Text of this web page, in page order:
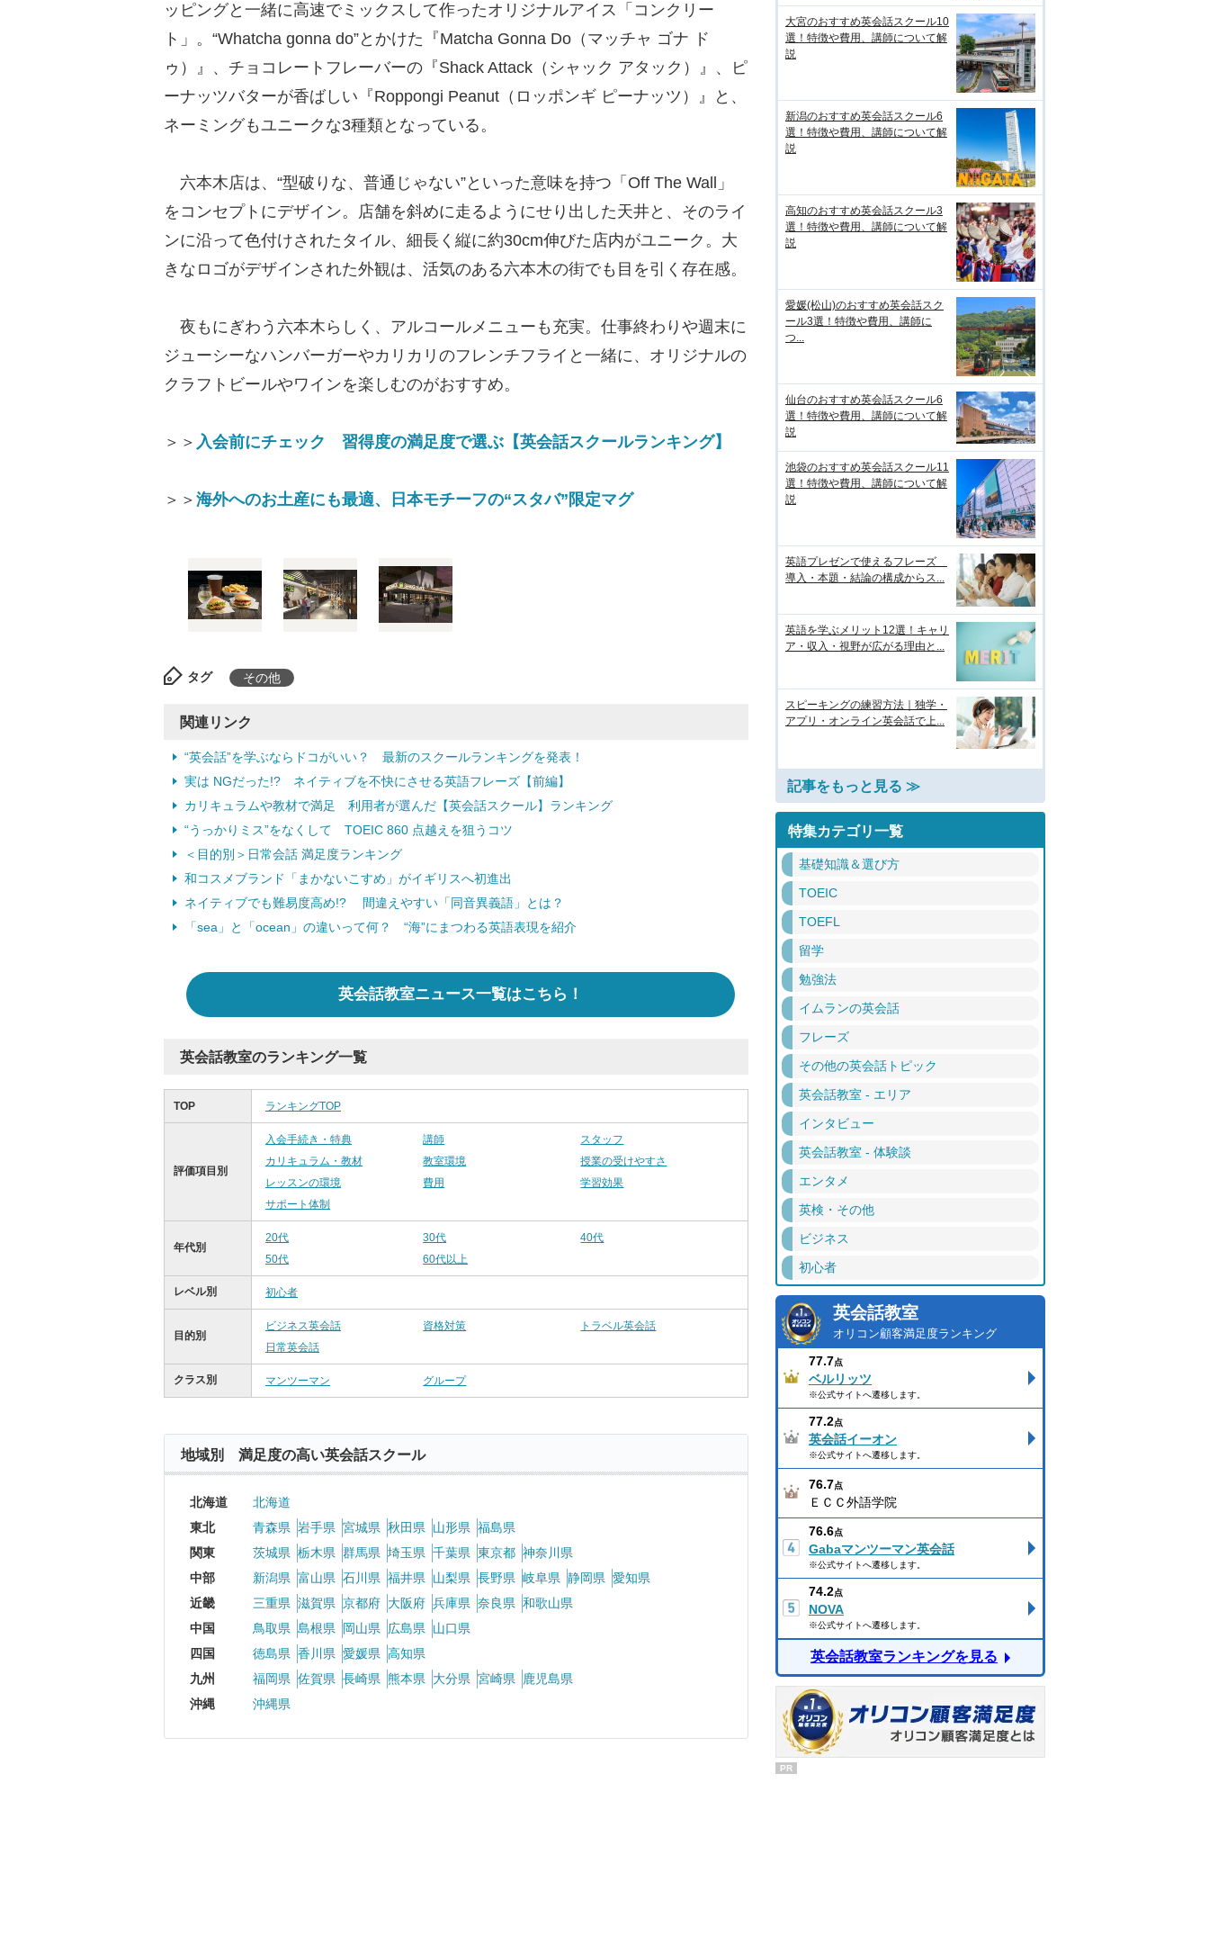
ッピングと一緒に高速でミックスして作ったオリジナルアイス「コンクリー
ト」。“Whatcha gonna do”とかけた『Matcha Gonna Do（マッチャ ゴナ ド
ゥ）』、チョコレートフレーバーの『Shack Attack（シャック アタック）』、ピ
ーナッツバターが香ばしい『Roppongi Peanut（ロッポンギ ピーナッツ）』と、
ネーミングもユニークな3種類となっている。
六本木店は、“型破りな、普通じゃない”といった意味を持つ「Off The Wall」
をコンセプトにデザイン。店舗を斜めに走るようにせり出した天井と、そのライ
ンに沿って色付けされたタイル、細長く縦に約30cm伸びた店内がユニーク。大
きなロゴがデザインされた外観は、活気のある六本木の街でも目を引く存在感。
夜もにぎわう六本木らしく、アルコールメニューも充実。仕事終わりや週末に
ジューシーなハンバーガーやカリカリのフレンチフライと一緒に、オリジナルの
クラフトビールやワインを楽しむのがおすすめ。
＞＞ 入会前にチェック 習得度の満足度で選ぶ【英会話スクールランキング】
＞＞ 海外へのお土産にも最適、日本モチーフの“スタバ”限定マグ
タグ その他
関連リンク
“英会話”を学ぶならドコがいい？ 最新のスクールランキングを発表！
実は NGだった!? ネイティブを不快にさせる英語フレーズ【前編】
カリキュラムや教材で満足 利用者が選んだ【英会話スクール】ランキング
“うっかりミス”をなくして TOEIC 860 点越えを狙うコツ
＜目的別＞日常会話 満足度ランキング
和コスメブランド「まかないこすめ」がイギリスへ初進出
ネイティブでも難易度高め!? 間違えやすい「同音異義語」とは？
「sea」と「ocean」の違いって何？ “海”にまつわる英語表現を紹介
英会話教室ニュース一覧はこちら！
英会話教室のランキング一覧
TOP ランキングTOP
評価項目別
入会手続き・特典 講師
スタッフ
カリキュラム・教材
教室環境
授業の受けやすさ
レッスンの環境
費用
学習効果
サポート体制
年代別
20代 30代
40代
50代
60代以上
レベル別 初心者
目的別
ビジネス英会話 資格対策
トラベル英会話
日常英会話
クラス別 マンツーマン グループ
地域別 満足度の高い英会話スクール
北海道
北海道
東北
青森県 岩手県 宮城県 秋田県 山形県 福島県
関東
茨城県 栃木県 群馬県 埼玉県 千葉県 東京都 神奈川県
中部
新潟県 富山県 石川県 福井県 山梨県 長野県 岐阜県 静岡県 愛知県
近畿
三重県 滋賀県 京都府 大阪府 兵庫県 奈良県 和歌山県
中国
鳥取県 島根県 岡山県 広島県
山口県
四国
徳島県 香川県 愛媛県 高知県
九州
福岡県 佐賀県 長崎県 熊本県 大分県 宮崎県
鹿児島県
沖縄
沖縄県
大宮のおすすめ英会話スクール10
選！特徴や費用、講師について解
説
新潟のおすすめ英会話スクール6
選！特徴や費用、講師について解
説
高知のおすすめ英会話スクール3
選！特徴や費用、講師について解
説
愛媛(松山)のおすすめ英会話スク
ール3選！特徴や費用、講師に
つ...
仙台のおすすめ英会話スクール6
選！特徴や費用、講師について解
説
池袋のおすすめ英会話スクール11
選！特徴や費用、講師について解
説
英語プレゼンで使えるフレーズ
導入・本題・結論の構成からス...
英語を学ぶメリット12選！キャリ
ア・収入・視野が広がる理由と...
スピーキングの練習方法｜独学・
アプリ・オンライン英会話で上...
記事をもっと見る ≫
特集カテゴリ一覧
基礎知識＆選び方
TOEIC
TOEFL
留学
勉強法
イムランの英会話
フレーズ
その他の英会話トピック
英会話教室 - エリア
インタビュー
英会話教室 - 体験談
エンタメ
英検・その他
ビジネス
初心者
英会話教室
オリコン顧客満足度ランキング
77.7点
ベルリッツ
※公式サイトへ遷移します。
77.2点
英会話イーオン
※公式サイトへ遷移します。
76.7点
ＥＣＣ外語学院
76.6点
Gabaマンツーマン英会話
※公式サイトへ遷移します。
74.2点
NOVA
※公式サイトへ遷移します。
英会話教室ランキングを見る
PR